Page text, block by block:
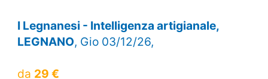
I Legnanesi - Intelligenza artigianale,
LEGNANO, Gio 03/12/26,
da 29 €